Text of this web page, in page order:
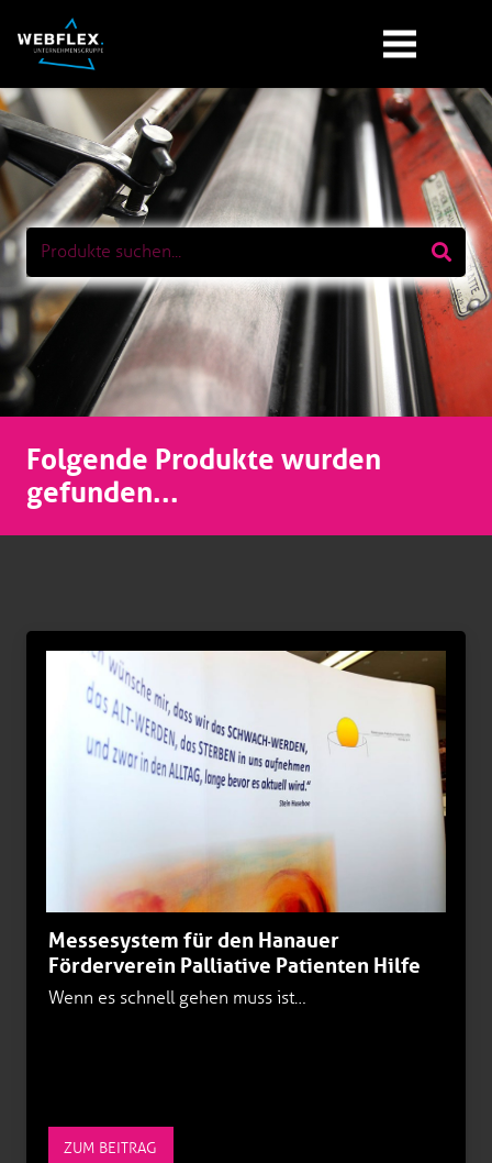
Folgende Produkte wurden
gefunden...
Messesystem für den Hanauer
Förderverein Palliative Patienten Hilfe
Wenn es schnell gehen muss ist…
ZUM BEITRAG